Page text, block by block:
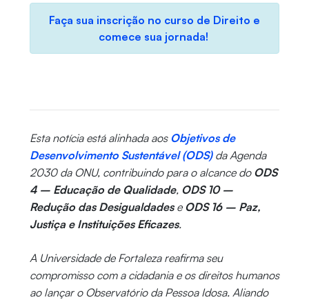
Faça sua inscrição no curso de Direito e
comece sua jornada!
Esta notícia está alinhada aos Objetivos de
Desenvolvimento Sustentável (ODS)da Agenda
2030 da ONU, contribuindo para o alcance do ODS
4 – Educação de Qualidade, ODS 10 –
Redução das Desigualdadese ODS 16 – Paz,
Justiça e Instituições Eficazes.
A Universidade de Fortaleza reafirma seu
compromisso com a cidadania e os direitos humanos
ao lançar o Observatório da Pessoa Idosa. Aliando